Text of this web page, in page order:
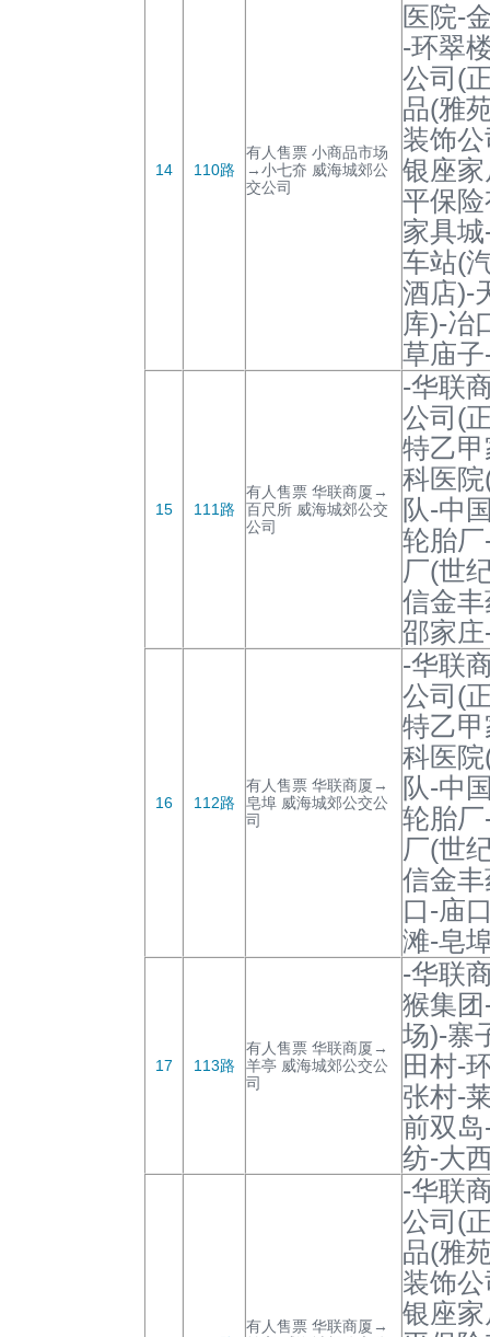
14 110路
有人售票 小商品市场
→小七夼 威海城郊公
交公司
医院-
-环翠
公司(
品(雅
装饰
银座
平保
家具
车站(
酒店)-
库)-冶
草庙
15 111路
有人售票 华联商厦→
百尺所 威海城郊公交
公司
-华联
公司(
特乙
科医
队-中
轮胎
厂(世
信金
邵家
16 112路
有人售票 华联商厦→
皂埠 威海城郊公交公
司
-华联
公司(
特乙
科医
队-中
轮胎
厂(世
信金
口-庙
滩-皂
17 113路
有人售票 华联商厦→
羊亭 威海城郊公交公
司
-华联
猴集
场)-寨
田村-
张村-
前双
纺-大
有人售票 华联商厦→
-华联
公司(
品(雅
装饰
银座